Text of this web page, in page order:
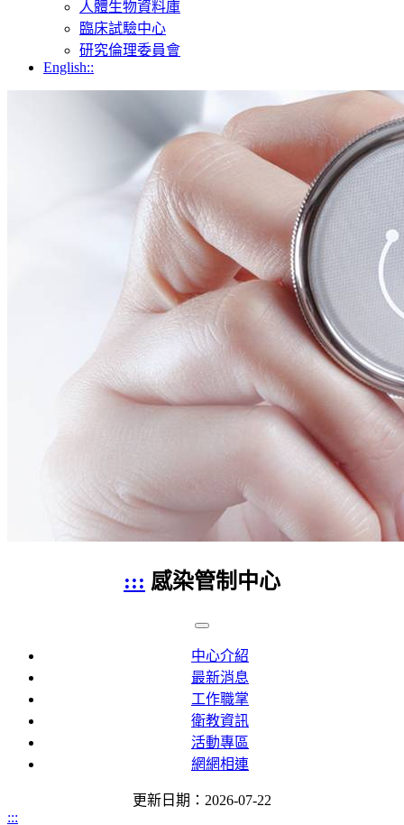
人體生物資料庫
臨床試驗中心
研究倫理委員會
English::
::: 感染管制中心
中心介紹
最新消息
工作職掌
衛教資訊
活動專區
網網相連
更新日期：2026-07-22
:::